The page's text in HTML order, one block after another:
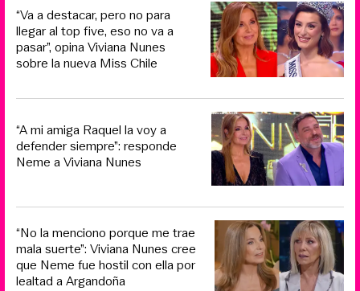
“Va a destacar, pero no para
llegar al top five, eso no va a
pasar”, opina Viviana Nunes
sobre la nueva Miss Chile
“A mi amiga Raquel la voy a
defender siempre”: responde
Neme a Viviana Nunes
“No la menciono porque me trae
mala suerte”: Viviana Nunes cree
que Neme fue hostil con ella por
lealtad a Argandoña